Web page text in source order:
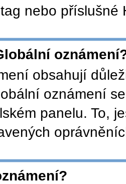
nebo příslušné
obsahují
oznámení
panelu. To,